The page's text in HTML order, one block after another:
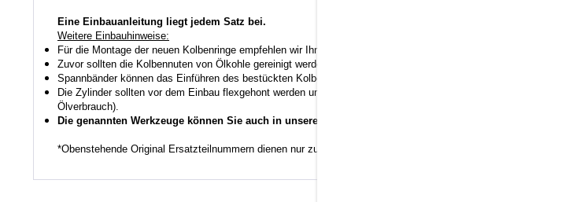
Eine Einbauanleitung liegt jedem Satz bei.
Weitere Einbauhinweise:
Für die Montage der neuen Kolbenringe empfehlen wir Ihnen eine Kolbenringzange zu verwenden.
Zuvor sollten die Kolbennuten von Ölkohle gereinigt werden auch hierfür gibt es ein Werkzeug.
Spannbänder können das Einführen des bestückten Kolbens in den Zylinder erleichtern.
Die Zylinder sollten vor dem Einbau flexgehont werden um den Kreuzschliff wieder einzubringen. Dies
Ölverbrauch).
Die genannten Werkzeuge können Sie auch in unserem Shop finden.
*Obenstehende Original Ersatzteilnummern dienen nur zu Vergleichszwecken.